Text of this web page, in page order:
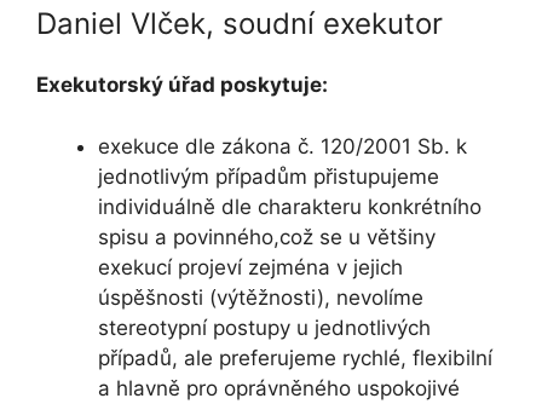
Daniel Vlček, soudní exekutor
Exekutorský úřad poskytuje:
exekuce dle zákona č. 120/2001 Sb. k
jednotlivým případům přistupujeme
individuálně dle charakteru konkrétního
spisu a povinného,což se u většiny
exekucí projeví zejména v jejich
úspěšnosti (výtěžnosti), nevolíme
stereotypní postupy u jednotlivých
případů, ale preferujeme rychlé, flexibilní
a hlavně pro oprávněného uspokojivé